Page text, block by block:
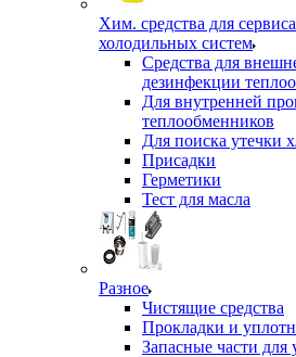
Хим. средства для
холодильных систем
Средства для
дезинфекции
Для внутренней
теплообменников
Для поиска утечки
Присадки
Герметики
Тест для масла
Разное
Чистящие средства
Прокладки и
Запасные части для